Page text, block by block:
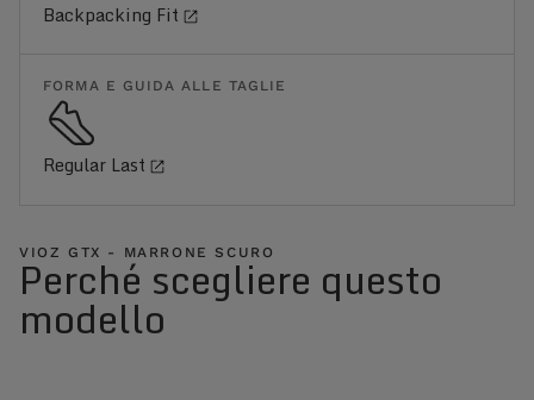
Backpacking Fit
FORMA E GUIDA ALLE TAGLIE
Regular Last
VIOZ GTX - MARRONE SCURO
Perché scegliere questo
modello